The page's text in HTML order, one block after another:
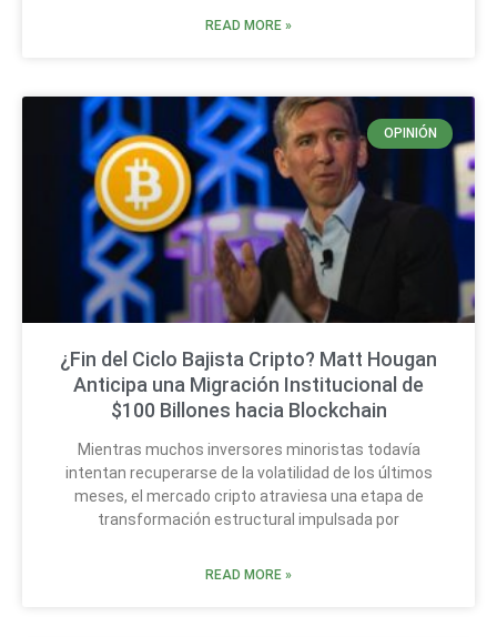
READ MORE »
OPINIÓN
¿Fin del Ciclo Bajista Cripto? Matt Hougan
Anticipa una Migración Institucional de
$100 Billones hacia Blockchain
Mientras muchos inversores minoristas todavía
intentan recuperarse de la volatilidad de los últimos
meses, el mercado cripto atraviesa una etapa de
transformación estructural impulsada por
READ MORE »